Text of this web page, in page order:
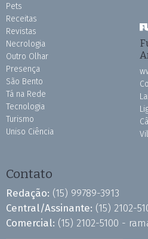
Pets
Receitas
Revistas
Necrologia
Outro Olhar
Presença
São Bento
Tá na Rede
Tecnologia
Turismo
Uniso Ciência
Contato
Redação: (15) 99789-3913
Central/Assinante: (15) 2102-
Comercial: (15) 2102-5100 -